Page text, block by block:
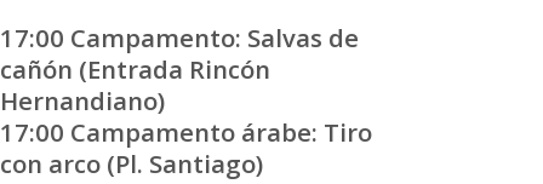
17:00 Campamento: Salvas de
cañón (Entrada Rincón
Hernandiano)
17:00 Campamento árabe: Tiro
con arco (Pl. Santiago)